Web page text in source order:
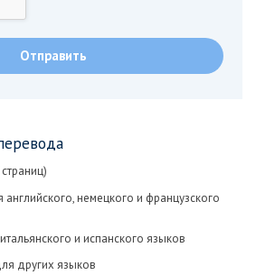
английского, немецкого и французского
и испанского языков
других языков